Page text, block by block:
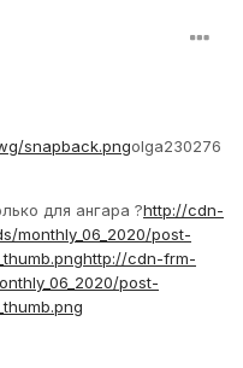
snapback.pngolga230276
для ангара ?http://cdn-
monthly_06_2020/post-
http://cdn-frm-
post-